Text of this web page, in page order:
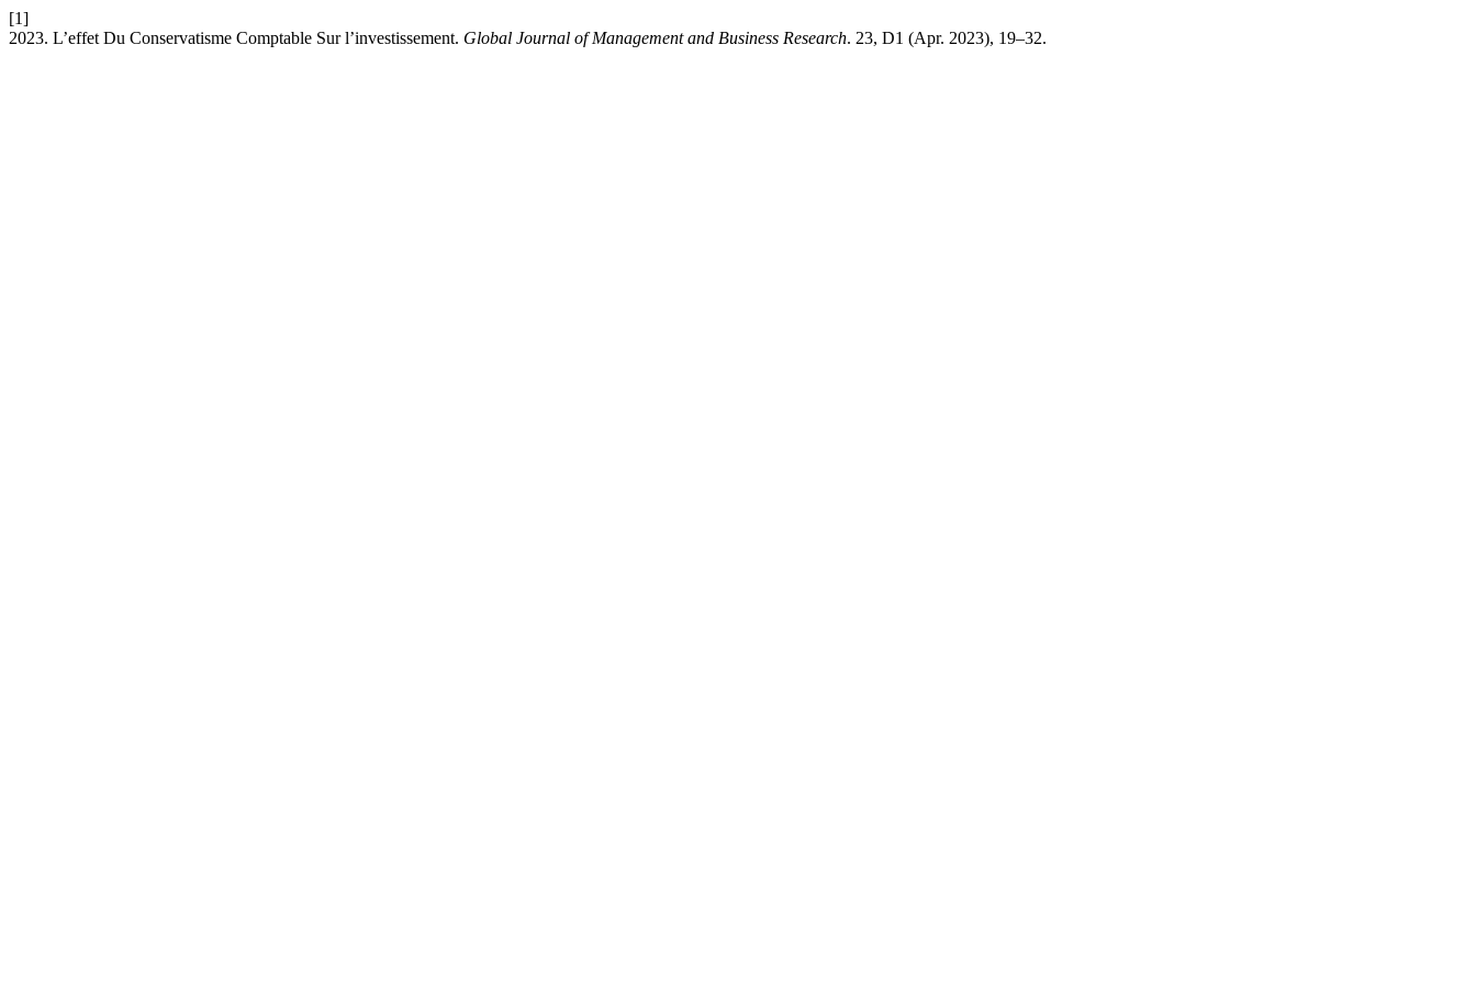
[1]
2023. L’effet Du Conservatisme Comptable Sur l’investissement. Global Journal of Management and Business Research. 23, D1 (Apr. 2023), 19–32.